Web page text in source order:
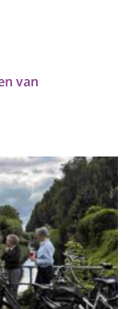
van